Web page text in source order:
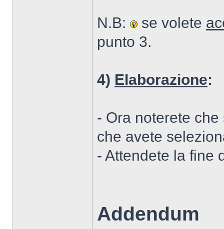
N.B: se volete
punto 3.
4) Elaborazione:
- Ora noterete
che avete
- Attendete la fine
Addendum